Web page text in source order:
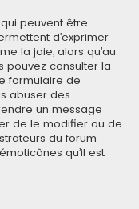
peuvent être
d’exprimer
la joie, alors qu’au
pouvez consulter la
formulaire de
abuser des
un message
de le modifier ou de
du forum
qu’il est